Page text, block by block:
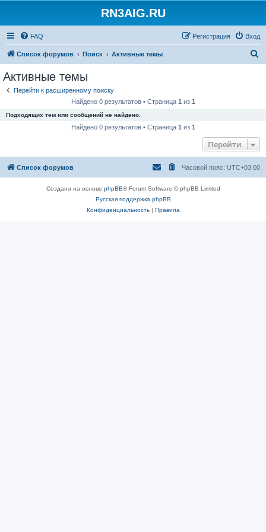
RN3AIG.RU
FAQ Вход
Регистрация
Список форумов Поиск Активные темы
Активные темы
Перейти к расширенному поиску
Найдено 0 результатов • Страница 1 из 1
Подходящих тем или сообщений не найдено.
Найдено 0 результатов • Страница 1 из 1
Перейти
Список форумов Часовой пояс: UTC+03:00
Создано на основе phpBB® Forum Software © phpBB Limited
Русская поддержка phpBB
Конфиденциальность| Правила